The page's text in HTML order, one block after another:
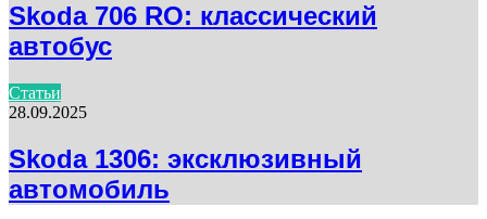
Skoda 706 RO: классический
автобус
Статьи
28.09.2025
Skoda 1306: эксклюзивный
автомобиль